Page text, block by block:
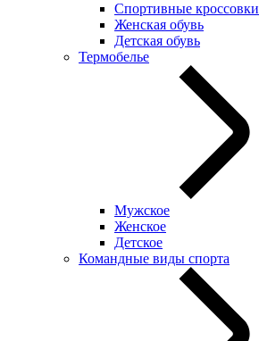
Спортивные кроссовки
Женская обувь
Детская обувь
Термобелье
Мужское
Женское
Детское
Командные виды спорта